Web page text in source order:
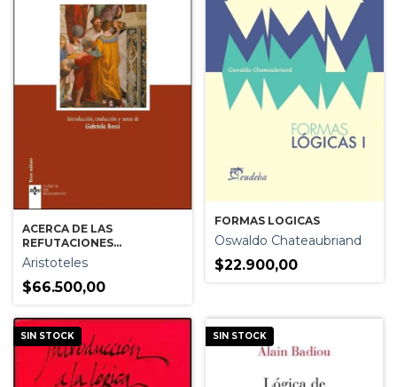
ACERCA DE LAS
REFUTACIONES
SOFISTICAS
Aristoteles
$66.500,00
FORMAS LOGICAS
Oswaldo Chateaubriand
$22.900,00
SIN STOCK SIN STOCK